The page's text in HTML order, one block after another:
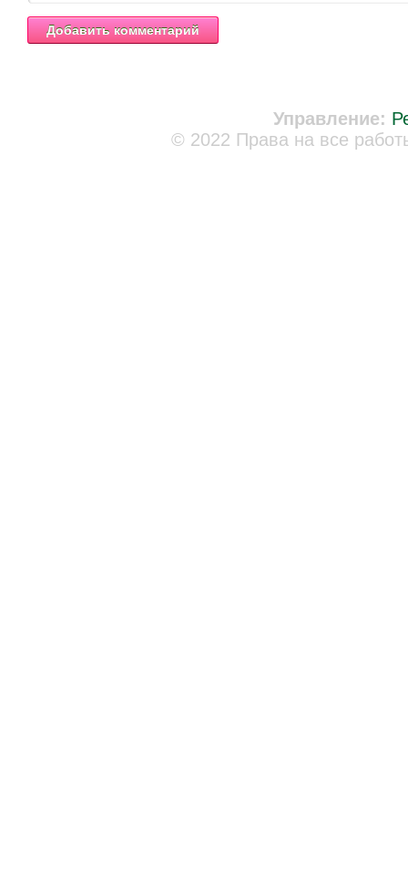
Управление:
© 2022 Права на все